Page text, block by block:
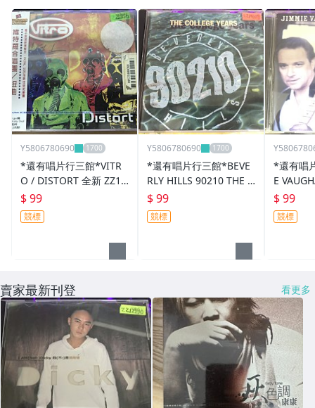
Y5806780690
*還有唱片行三館*VITR
O / DISTORT 全新 ZZ17
156(競標)
$ 99
競標
Y5806780690
*還有唱片行三館*BEVE
RLY HILLS 90210 THE C
OLLEGE YEAR 二手 ZZ1
4109(競標)
$ 99
競標
*還有唱
E
RE 二手
標)
$ 99
競標
賣家最新刊登 看更多